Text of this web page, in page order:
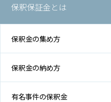
保釈保証金とは
保釈金の集め方
保釈金の納め方
有名事件の保釈金